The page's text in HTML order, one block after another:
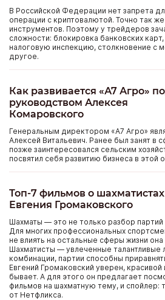
В Российской Федерации нет запрета
операции с криптовалютой. Точно так
инструментов. Поэтому у трейдеров
сложности: блокировка банковских
налоговую инспекцию, столкновение с
другое.
Как развивается «А7 Агро»
руководством Алексея
Комаровского
Генеральным директором «А7 Агро»
Алексей Витальевич. Ранее был занят в
позже заинтересовался сельским
посвятил себя развитию бизнеса в этой
Топ-7 фильмов о шахматистах
Евгения Громаковского
Шахматы — это не только разбор партий
Для многих профессиональных
не влиять на остальные сферы жизни
Шахматисты — увлеченные талантливые
комбинации, партии способны
Евгений Громаковский уверен,
бывает. А для этого он предлагает
фильмов на шахматную тему, и спойлер:
от Нетфликса.